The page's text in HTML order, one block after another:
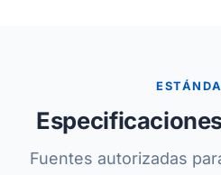
Fuentes autorizadas